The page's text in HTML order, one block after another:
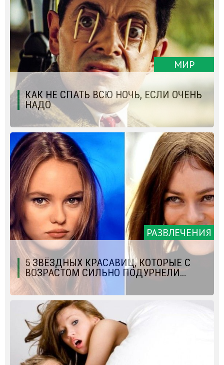
МИР
КАК НЕ СПАТЬ ВСЮ НОЧЬ, ЕСЛИ ОЧЕНЬ
НАДО
РАЗВЛЕЧЕНИЯ
5 ЗВЁЗДНЫХ КРАСАВИЦ, КОТОРЫЕ С
ВОЗРАСТОМ СИЛЬНО ПОДУРНЕЛИ…